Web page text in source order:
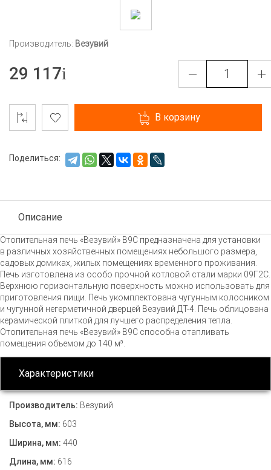
Производитель: Везувий
29 117
В корзину
Поделиться:
Описание
Отопительная печь «Везувий» В9С предназначена для установки
в различных хозяйственных помещениях небольшого размера,
садовых домиках, жилых помещениях временного проживания.
Печь изготовлена из особо прочной котловой стали марки 09Г2С.
Верхнюю горизонтальную поверхность можно использовать для
приготовления пищи. Печь укомплектована чугунным колосником
и чугунной негерметичной дверцей Везувий ДТ-4. Печь облицована
керамической плиткой для лучшего распределения тепла.
Отопительная печь «Везувий» В9С способна отапливать
помещения объемом до 140 м³.
Характеристики
Производитель: Везувий
Высота, мм: 603
Ширина, мм: 440
Длина, мм: 616